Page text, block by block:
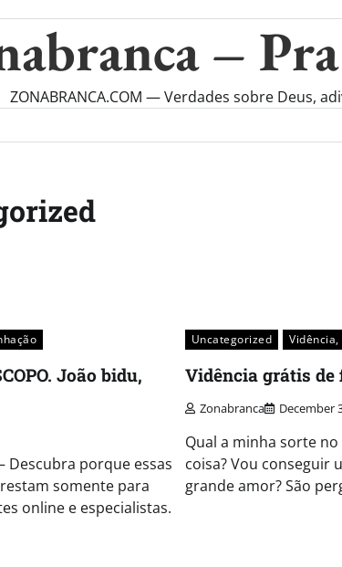
–
ZONABRANCA.COM — Verdades sobre Deus,
João bidu,
– Descubra porque essas
somente para
online e especialistas.
Uncategorized
Vidência grátis de
Zonabranca December
Qual a minha sorte
coisa? Vou conseguir
grande amor? São